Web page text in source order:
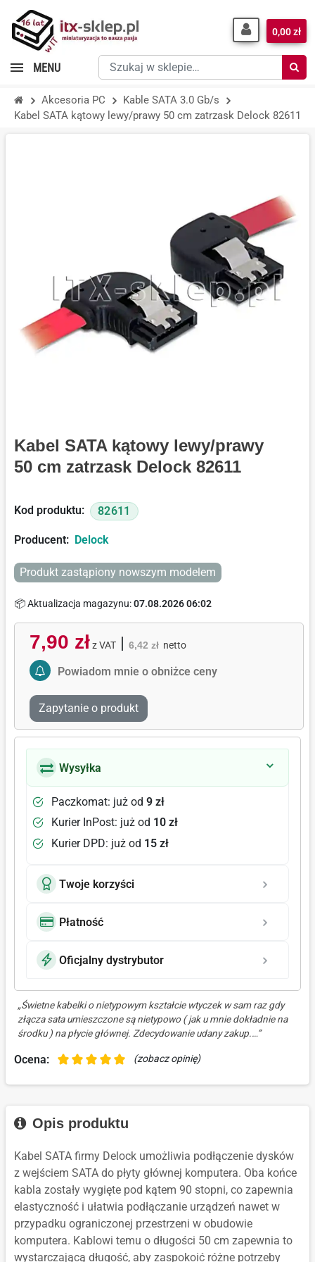
Szukaj
w
sklepie…
0,00 zł
MENU
Akcesoria PC
Kable SATA 3.0 Gb/s
Kabel SATA kątowy lewy/prawy 50 cm zatrzask Delock 82611
Kabel SATA kątowy lewy/prawy
50 cm zatrzask Delock 82611
Kod produktu: 82611
Producent: Delock
Produkt zastąpiony nowszym modelem
📦 Aktualizacja magazynu:07.08.2026 06:02
7,90 zł z VAT| 6,42 zł netto
Activate Price Alert
Powiadom mnie o obniżce ceny
Zapytanie o produkt
Wysyłka
Paczkomat: już od 9 zł
Kurier InPost: już od 10 zł
Kurier DPD: już od 15 zł
Twoje korzyści
Płatność
Oficjalny dystrybutor
„Świetne kabelki o nietypowym kształcie wtyczek w sam raz gdy
złącza sata umieszczone są nietypowo ( jak u mnie dokładnie na
środku ) na płycie głównej. Zdecydowanie udany zakup.…”
Ocena: (zobacz opinię)
Opis produktu
Kabel SATA firmy Delock umożliwia podłączenie dysków
z wejściem SATA do płyty głównej komputera. Oba końce
kabla zostały wygięte pod kątem 90 stopni, co zapewnia
elastyczność i ułatwia podłączanie urządzeń nawet w
przypadku ograniczonej przestrzeni w obudowie
komputera. Kablowi temu o długości 50 cm zapewnia to
wystarczającą długość, aby zaspokoić różne potrzeby